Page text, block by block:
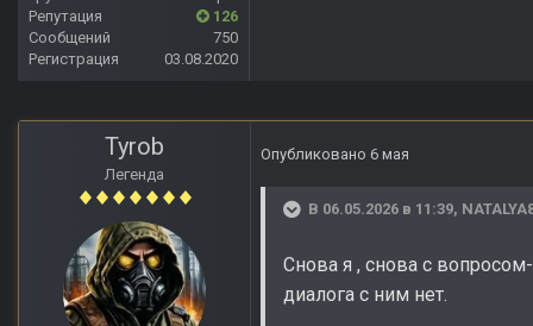
Репутация
126
Сообщений
750
Регистрация
03.08.2020
Tyrob
Легенда
Опубликовано 6 мая
В 06.05.2026 в 11:39,
Снова я , снова с
диалога с ним нет.